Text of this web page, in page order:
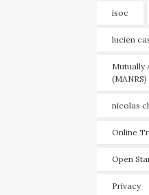
isoc
lucien
Mutually
(MANRS)
nicolas
Online
Open
Privacy